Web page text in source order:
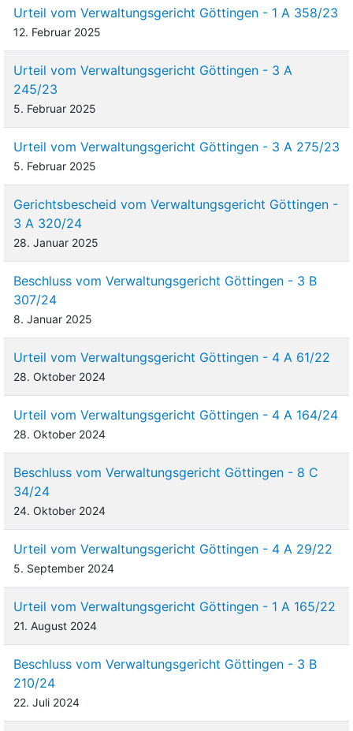
Urteil vom Verwaltungsgericht Göttingen - 1 A 358/23
12. Februar 2025
Urteil vom Verwaltungsgericht Göttingen - 3 A
245/23
5. Februar 2025
Urteil vom Verwaltungsgericht Göttingen - 3 A 275/23
5. Februar 2025
Gerichtsbescheid vom Verwaltungsgericht Göttingen -
3 A 320/24
28. Januar 2025
Beschluss vom Verwaltungsgericht Göttingen - 3 B
307/24
8. Januar 2025
Urteil vom Verwaltungsgericht Göttingen - 4 A 61/22
28. Oktober 2024
Urteil vom Verwaltungsgericht Göttingen - 4 A 164/24
28. Oktober 2024
Beschluss vom Verwaltungsgericht Göttingen - 8 C
34/24
24. Oktober 2024
Urteil vom Verwaltungsgericht Göttingen - 4 A 29/22
5. September 2024
Urteil vom Verwaltungsgericht Göttingen - 1 A 165/22
21. August 2024
Beschluss vom Verwaltungsgericht Göttingen - 3 B
210/24
22. Juli 2024